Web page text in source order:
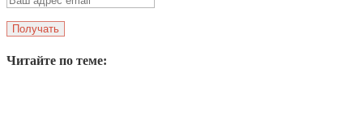
Читайте по теме: